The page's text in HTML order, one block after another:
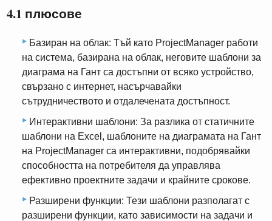
4.1 плюсове
Базиран на облак: Тъй като ProjectManager работи
на система, базирана на облак, неговите шаблони за
диаграма на Гант са достъпни от всяко устройство,
свързано с интернет, насърчавайки
сътрудничеството и отдалечената достъпност.
Интерактивни шаблони: За разлика от статичните
шаблони на Excel, шаблоните на диаграмата на Гант
на ProjectManager са интерактивни, подобрявайки
способността на потребителя да управлява
ефективно проектните задачи и крайните срокове.
Разширени функции: Тези шаблони разполагат с
разширени функции, като зависимости на задачи и